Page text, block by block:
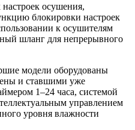
осушения,
блокировки настроек
к осушителям
шланг для непрерывного
модели оборудованы
и ставшими уже
1–24 часа, системой
управлением
уровня влажности